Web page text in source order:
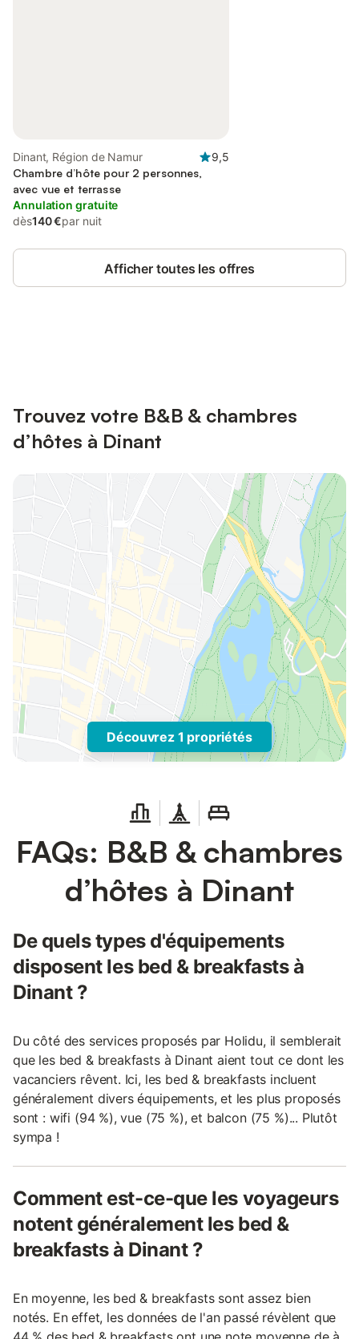
Dinant, Région de Namur
9,5
Chambre d’hôte pour 2 personnes,
avec vue et terrasse
Annulation gratuite
dès140 €par nuit
Afficher toutes les offres
Trouvez votre B&B & chambres
d’hôtes à Dinant
Découvrez 1 propriétés
FAQs: B&B & chambres
d’hôtes à Dinant
De quels types d'équipements
disposent les bed & breakfasts à
Dinant ?
Du côté des services proposés par Holidu, il semblerait
que les bed & breakfasts à Dinant aient tout ce dont les
vacanciers rêvent. Ici, les bed & breakfasts incluent
généralement divers équipements, et les plus proposés
sont : wifi (94 %), vue (75 %), et balcon (75 %)... Plutôt
sympa !
Comment est-ce-que les voyageurs
notent généralement les bed &
breakfasts à Dinant ?
En moyenne, les bed & breakfasts sont assez bien
notés. En effet, les données de l'an passé révèlent que